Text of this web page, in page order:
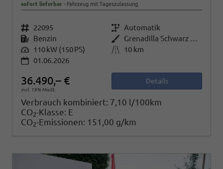
sofort lieferbar Fahrzeug mit Tageszulassung
Fahrzeugnr. 22095 Getriebe Automatik
Kraftstoff Benzin Außenfarbe
Grenadilla Schwarz Metallic
Leistung 110 kW (150 PS) Kilometerstand
10 km
01.06.2026
36.490,– €
incl. 19% MwSt.
Details
Verbrauch kombiniert: 7,10 l/100km
CO2-Klasse: E
CO2-Emissionen: 151,00 g/km